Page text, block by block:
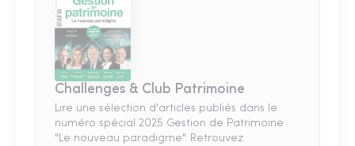
Challenges & Club Patrimoine
Lire une sélection d'articles publiés dans le
numéro spécial 2025 Gestion de Patrimoine
"Le nouveau paradigme". Retrouvez